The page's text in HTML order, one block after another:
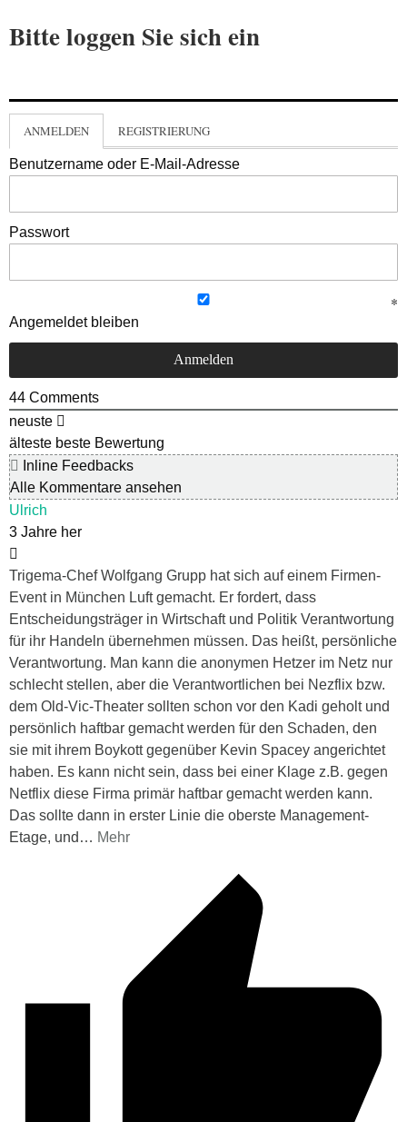
Bitte loggen Sie sich ein
ANMELDEN REGISTRIERUNG
Benutzername oder E-Mail-Adresse
Passwort
Angemeldet bleiben
44 Comments
neuste
älteste beste Bewertung
Inline Feedbacks
Alle Kommentare ansehen
Ulrich
3 Jahre her
Trigema-Chef Wolfgang Grupp hat sich auf einem Firmen-
Event in München Luft gemacht. Er fordert, dass
Entscheidungsträger in Wirtschaft und Politik Verantwortung
für ihr Handeln übernehmen müssen. Das heißt, persönliche
Verantwortung. Man kann die anonymen Hetzer im Netz nur
schlecht stellen, aber die Verantwortlichen bei Nezflix bzw.
dem Old-Vic-Theater sollten schon vor den Kadi geholt und
persönlich haftbar gemacht werden für den Schaden, den
sie mit ihrem Boykott gegenüber Kevin Spacey angerichtet
haben. Es kann nicht sein, dass bei einer Klage z.B. gegen
Netflix diese Firma primär haftbar gemacht werden kann.
Das sollte dann in erster Linie die oberste Management-
Etage, und … Mehr